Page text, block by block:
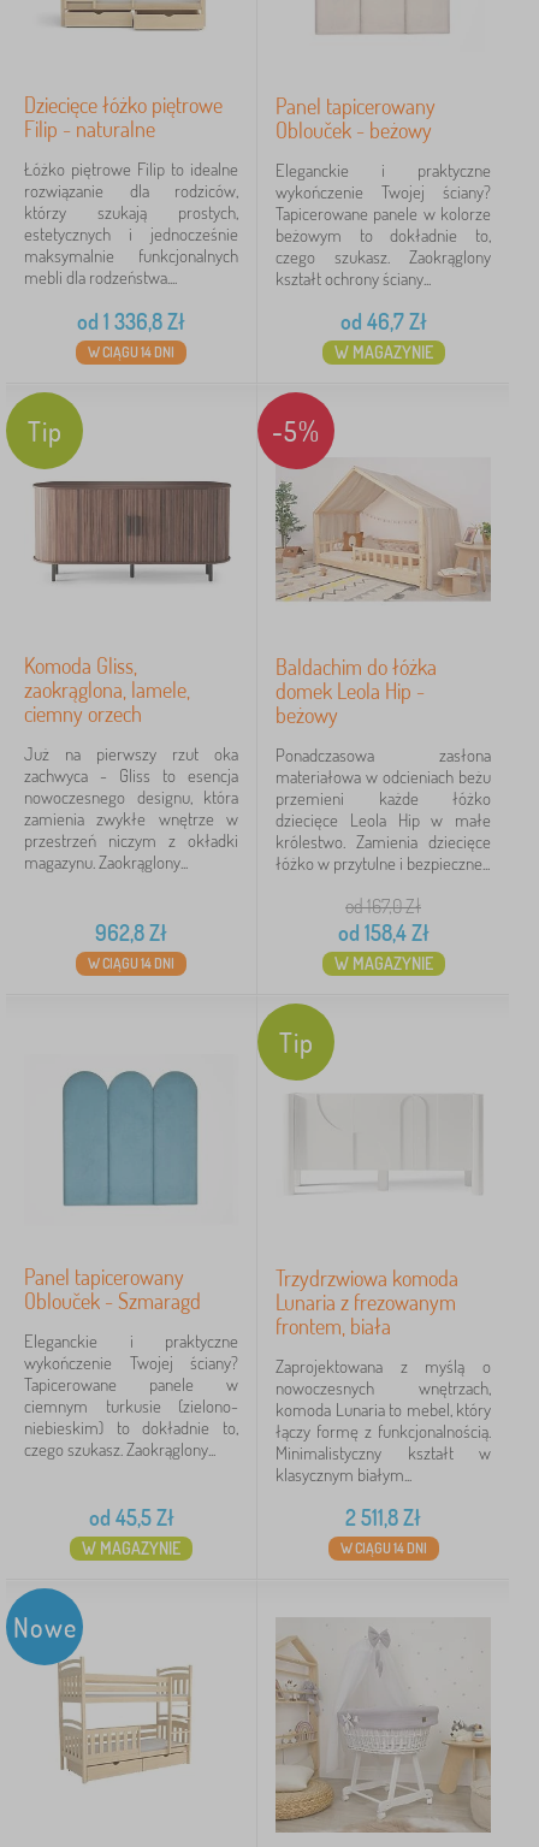
Dziecięce łóżko piętrowe
Filip - naturalne
Łóżko piętrowe Filip to idealne
rozwiązanie dla rodziców,
którzy szukają prostych,
estetycznych i jednocześnie
maksymalnie funkcjonalnych
mebli dla rodzeństwa....
od 1 336,8Zł
W CIĄGU 14 DNI
Panel tapicerowany
Oblouček - beżowy
Eleganckie i praktyczne
wykończenie Twojej ściany?
Tapicerowane panele w kolorze
beżowym to dokładnie to,
czego szukasz. Zaokrąglony
kształt ochrony ściany...
od 46,7Zł
W MAGAZYNIE
Tip
Komoda Gliss,
zaokrąglona, lamele,
ciemny orzech
Już na pierwszy rzut oka
zachwyca - Gliss to esencja
nowoczesnego designu, która
zamienia zwykłe wnętrze w
przestrzeń niczym z okładki
magazynu. Zaokrąglony...
962,8Zł
W CIĄGU 14 DNI
-5%
Baldachim do łóżka
domek Leola Hip -
beżowy
Ponadczasowa zasłona
materiałowa w odcieniach beżu
przemieni każde łóżko
dziecięce Leola Hip w małe
królestwo. Zamienia dziecięce
łóżko w przytulne i bezpieczne...
od 167,0Zł
od 158,4Zł
W MAGAZYNIE
Panel tapicerowany
Oblouček - Szmaragd
Eleganckie i praktyczne
wykończenie Twojej ściany?
Tapicerowane panele w
ciemnym turkusie (zielono-
niebieskim) to dokładnie to,
czego szukasz. Zaokrąglony...
od 45,5Zł
W MAGAZYNIE
Tip
Trzydrzwiowa komoda
Lunaria z frezowanym
frontem, biała
Zaprojektowana z myślą o
nowoczesnych wnętrzach,
komoda Lunaria to mebel, który
łączy formę z funkcjonalnością.
Minimalistyczny kształt w
klasycznym białym...
2 511,8Zł
W CIĄGU 14 DNI
Nowe